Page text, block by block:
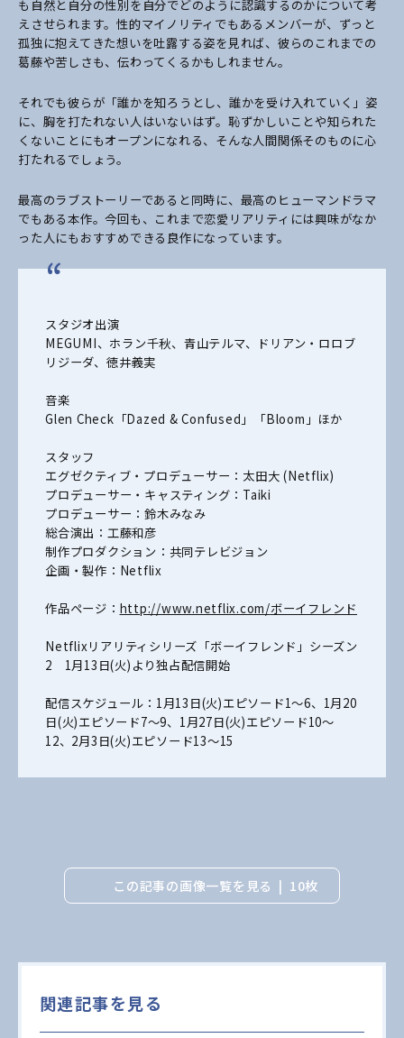
も自然と自分の性別を自分でどのように認識するのかについて考
えさせられます。性的マイノリティでもあるメンバーが、ずっと
孤独に抱えてきた想いを吐露する姿を見れば、彼らのこれまでの
葛藤や苦しさも、伝わってくるかもしれません。
それでも彼らが「誰かを知ろうとし、誰かを受け入れていく」姿
に、胸を打たれない人はいないはず。恥ずかしいことや知られた
くないことにもオープンになれる、そんな人間関係そのものに心
打たれるでしょう。
最高のラブストーリーであると同時に、最高のヒューマンドラマ
でもある本作。今回も、これまで恋愛リアリティには興味がなか
った人にもおすすめできる良作になっています。
スタジオ出演
MEGUMI、ホラン千秋、青山テルマ、ドリアン・ロロブ
リジーダ、徳井義実
音楽
Glen Check 「Dazed & Confused 」「Bloom 」ほか
スタッフ
エグゼクティブ・プロデューサー：太田大 (Netflix)
プロデューサー・キャスティング： Taiki
プロデューサー：鈴木みなみ
総合演出：工藤和彦
制作プロダクション：共同テレビジョン
企画・製作： Netflix
作品ページ： http://www.netflix.com/ボーイフレンド
Netflixリアリティシリーズ「ボーイフレンド」シーズン
2
1月13 日(火) より独占配信開始
配信スケジュール： 1月13 日(火)エピソード1～6、 1月20
日(火)エピソード7～9、 1月27日(火)エピソード10～
12、 2月3 日(火)エピソード13～15
この記事の画像一覧を見る 10枚
関連記事を見る